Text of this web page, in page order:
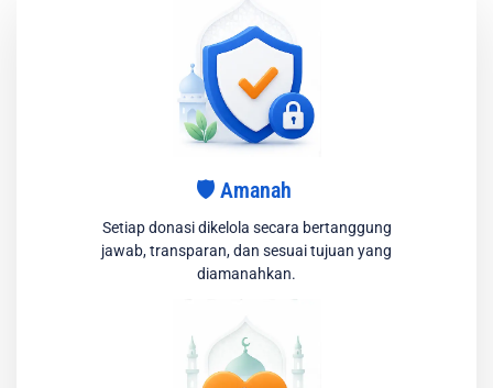
🛡️ Amanah
Setiap donasi dikelola secara bertanggung
jawab, transparan, dan sesuai tujuan yang
diamanahkan.